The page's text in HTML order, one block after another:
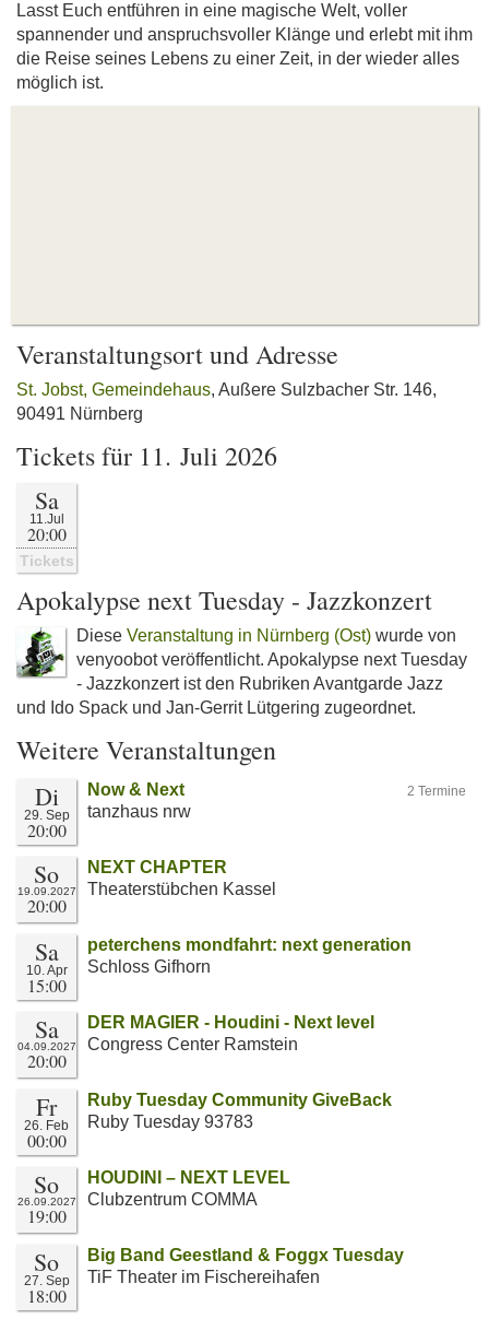
Lasst Euch entführen in eine magische Welt, voller
spannender und anspruchsvoller Klänge und erlebt mit ihm
die Reise seines Lebens zu einer Zeit, in der wieder alles
möglich ist.
Veranstaltungsort und Adresse
St. Jobst, Gemeindehaus, Außere Sulzbacher Str. 146,
90491 Nürnberg
Tickets für 11. Juli 2026
Sa
11.Jul
20:00
Tickets
Apokalypse next Tuesday - Jazzkonzert
Diese Veranstaltung in Nürnberg (Ost) wurde von
venyoobot veröffentlicht. Apokalypse next Tuesday
- Jazzkonzert ist den Rubriken Avantgarde Jazz
und Ido Spack und Jan-Gerrit Lütgering zugeordnet.
Weitere Veranstaltungen
Di
29. Sep
20:00
2 Termine
Now & Next
tanzhaus nrw
So
19.09.2027
20:00
NEXT CHAPTER
Theaterstübchen Kassel
Sa
10. Apr
15:00
peterchens mondfahrt: next generation
Schloss Gifhorn
Sa
04.09.2027
20:00
DER MAGIER - Houdini - Next level
Congress Center Ramstein
Fr
26. Feb
00:00
Ruby Tuesday Community GiveBack
Ruby Tuesday 93783
So
26.09.2027
19:00
HOUDINI – NEXT LEVEL
Clubzentrum COMMA
So
27. Sep
18:00
Big Band Geestland & Foggx Tuesday
TiF Theater im Fischereihafen